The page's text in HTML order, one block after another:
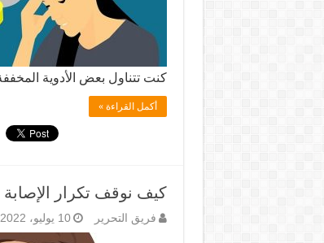
كنت تتناول بعض الأدوية
أكمل القراءة »
كيف نوقف تكرار الإصابة
فريق التحرير 10 يوليو، 2022